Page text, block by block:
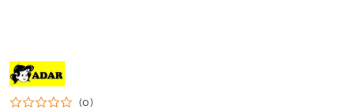
NAZWA
PRODUCENTA:
ADAR
(0)